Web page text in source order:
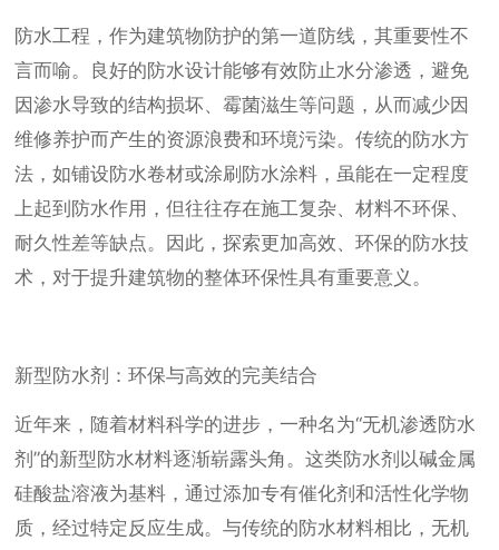
防水工程，作为建筑物防护的第一道防线，其重要性不
言而喻。良好的防水设计能够有效防止水分渗透，避免
因渗水导致的结构损坏、霉菌滋生等问题，从而减少因
维修养护而产生的资源浪费和环境污染。传统的防水方
法，如铺设防水卷材或涂刷防水涂料，虽能在一定程度
上起到防水作用，但往往存在施工复杂、材料不环保、
耐久性差等缺点。因此，探索更加高效、环保的防水技
术，对于提升建筑物的整体环保性具有重要意义。
新型防水剂：环保与高效的完美结合
近年来，随着材料科学的进步，一种名为“无机渗透防水
剂”的新型防水材料逐渐崭露头角。这类防水剂以碱金属
硅酸盐溶液为基料，通过添加专有催化剂和活性化学物
质，经过特定反应生成。与传统的防水材料相比，无机